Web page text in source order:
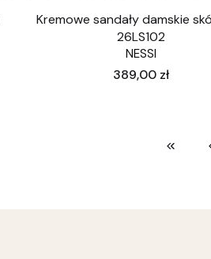
Kremowe sandały damskie
26LS102
NESSI
Cena
389,00 zł
Wróć